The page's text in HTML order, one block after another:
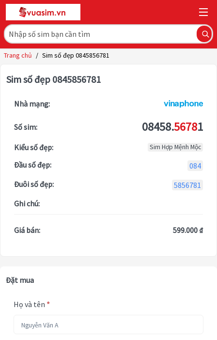
Trang chủ / Sim số đẹp 0845856781
Sim số đẹp 0845856781
Nhà mạng:
Số sim: 08458.56781
Kiểu số đẹp: Sim Hợp Mệnh Mộc
Đầu số đẹp:
084
Đuôi số đẹp:
5856781
Ghi chú:
Giá bán: 599.000 ₫
Đặt mua
Họ và tên *